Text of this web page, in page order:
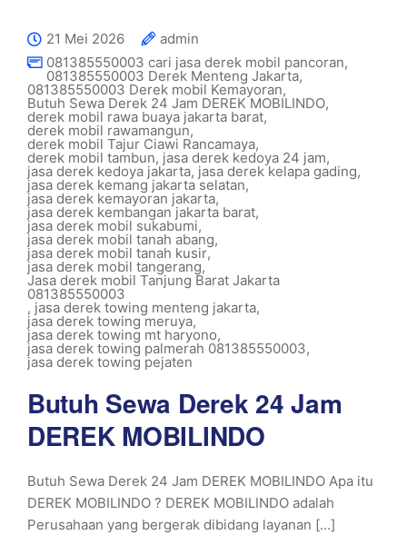
21 Mei 2026
admin
081385550003 cari jasa derek mobil pancoran,
081385550003 Derek Menteng Jakarta,
081385550003 Derek mobil Kemayoran,
Butuh Sewa Derek 24 Jam DEREK MOBILINDO,
derek mobil rawa buaya jakarta barat,
derek mobil rawamangun,
derek mobil Tajur Ciawi Rancamaya,
derek mobil tambun, jasa derek kedoya 24 jam,
jasa derek kedoya jakarta, jasa derek kelapa gading,
jasa derek kemang jakarta selatan,
jasa derek kemayoran jakarta,
jasa derek kembangan jakarta barat,
jasa derek mobil sukabumi,
jasa derek mobil tanah abang,
jasa derek mobil tanah kusir,
jasa derek mobil tangerang,
Jasa derek mobil Tanjung Barat Jakarta
081385550003
, jasa derek towing menteng jakarta,
jasa derek towing meruya,
jasa derek towing mt haryono,
jasa derek towing palmerah 081385550003,
jasa derek towing pejaten
Butuh Sewa Derek 24 Jam
DEREK MOBILINDO
Butuh Sewa Derek 24 Jam DEREK MOBILINDO Apa itu
DEREK MOBILINDO ? DEREK MOBILINDO adalah
Perusahaan yang bergerak dibidang layanan [...]